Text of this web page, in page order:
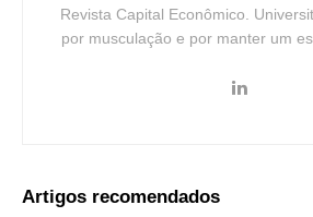
Revista Capital Econômico.
por musculação e por manter um
Artigos recomendados